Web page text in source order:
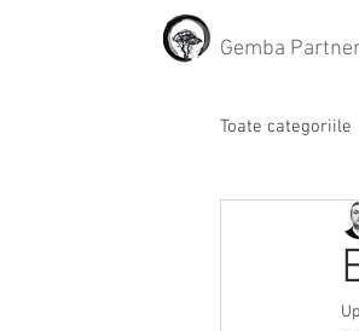
Gemba
Toate categoriile